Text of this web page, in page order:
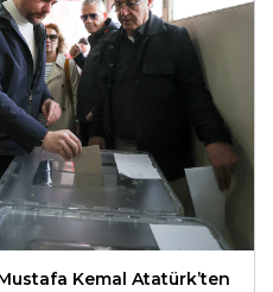
Kemal Atatürk’ten